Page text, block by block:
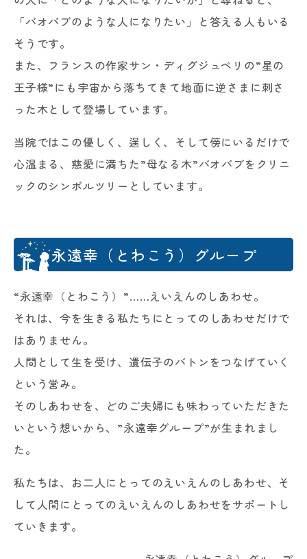
「バオバブのような人になりたい」と答える人もいる
そうです。
また、フランスの作家サン・ディグジュペリの”星の
王子様”にも宇宙から落ちてきて地面に逆さまに刺さ
った木として登場しています。
当院ではこの優しく、逞しく、そして傍にいるだけで
心温まる、慈愛に満ちた”母なる木”バオバブをクリニ
ックのシンボルツリーとしています。
永遠幸（とわこう）グループ
“永遠幸（とわこう）”……えいえんのしあわせ。
それは、今を生きる私たちにとってのしあわせだけで
はありません。
人間として生を受け、遺伝子のバトンをつなげていく
という営み。
そのしあわせを、どのご夫婦にも味わっていただきた
いという想いから、”永遠幸グループ”が生まれまし
た。
私たちは、お二人にとってのえいえんのしあわせ、そ
して人間にとってのえいえんのしあわせをサポートし
ていきます。